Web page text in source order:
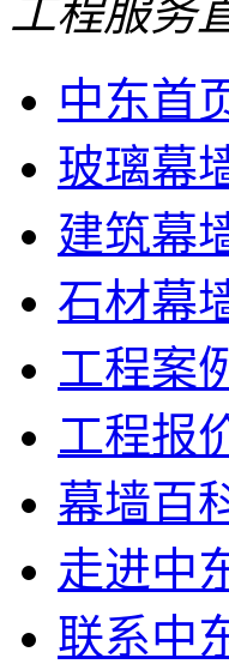
工程服务
中东首
玻璃幕
建筑幕
石材幕
工程案
工程报
幕墙百
走进中
联系中